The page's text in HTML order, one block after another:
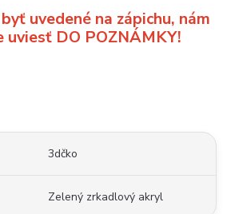
uvedené na zápichu, nám
uviesť DO POZNÁMKY!
3dčko
Zelený zrkadlový akryl